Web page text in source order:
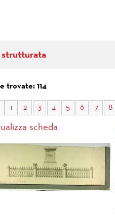
strutturata
trovate: 114
1 2 3 4 5 6 7 8
scheda